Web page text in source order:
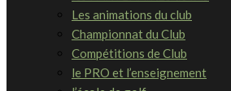
Les animations du club
Championnat du Club
Compétitions de Club
le PRO et l’enseignement